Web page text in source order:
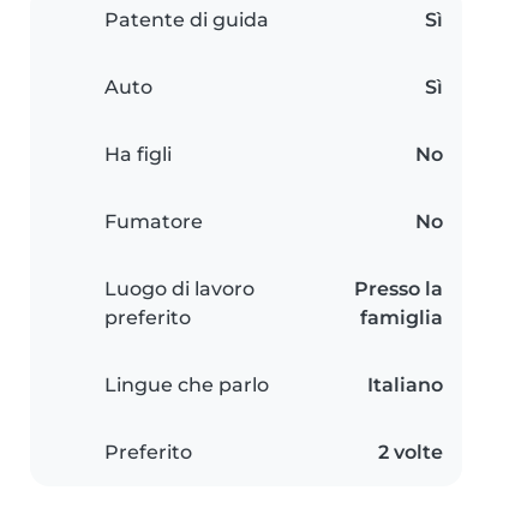
Patente di guida Sì
Auto Sì
Ha figli No
Fumatore No
Luogo di lavoro
preferito
Presso la
famiglia
Lingue che parlo Italiano
Preferito 2 volte